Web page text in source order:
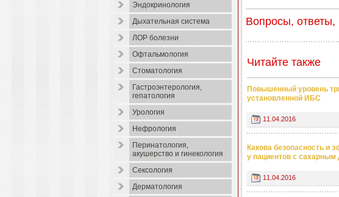
Эндокринология
Дыхательная система
ЛОР болезни
Офтальмология
Стоматология
Гастроэнтерология,
гепатология
Урология
Нефрология
Перинатология,
акушерство и гинекология
Сексология
Дерматология
Вопросы, ответы,
Читайте также
Повышенный уровень
установленной ИБС
11.04.2016
Какова безопасность и
у пациентов с сахарным
11.04.2016